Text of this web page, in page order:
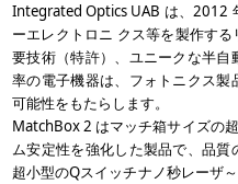
Integrated Optics UAB は、2012
ーエレクトロニ クス等を製作す
要技術（特許）、ユニークな半
率の電子機器は、フォトニクス
可能性をもたらします。
MatchBox 2 はマッチ箱サイズの
ム安定性を強化した製品で、品
超小型のQスイッチナノ秒レーザ